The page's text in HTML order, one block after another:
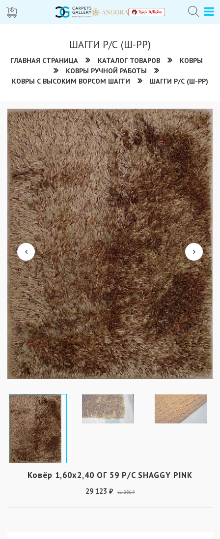
ШАГГИ Р/С (Ш-РР)
ГЛАВНАЯ СТРАНИЦА КАТАЛОГ ТОВАРОВ
КОВРЫ
КОВРЫ РУЧНОЙ РАБОТЫ
КОВРЫ С ВЫСОКИМ ВОРСОМ ШАГГИ
ШАГГИ Р/С (Ш-РР)
Ковёр 1,60х2,40 ОГ 59 P/C SHAGGY PINK
29 123 ₽ 61 286 ₽